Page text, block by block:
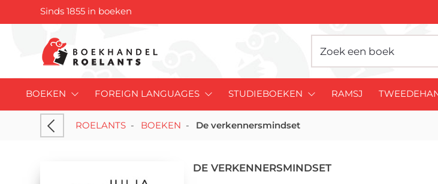
Sinds 1855 in boeken
BOEKEN FOREIGN LANGUAGES STUDIEBOEKEN RAMSJ
ROELANTS - BOEKEN - De verkennersmindset
DE VERKENNERSMINDSET